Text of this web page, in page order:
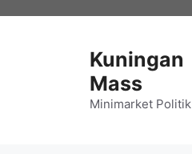
Kuningan
Mass
Minimarket Politik